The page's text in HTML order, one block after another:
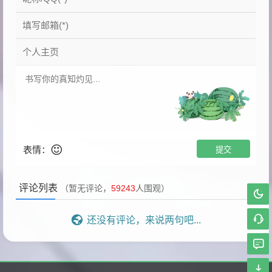
表情：
评论列表 （暂无评论， 59243人围观）
还没有评论，来说两句吧...